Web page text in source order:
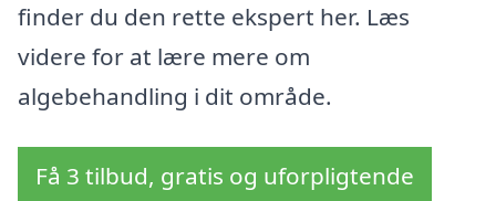
finder du den rette ekspert her. Læs
videre for at lære mere om
algebehandling i dit område.
Få 3 tilbud, gratis og uforpligtende